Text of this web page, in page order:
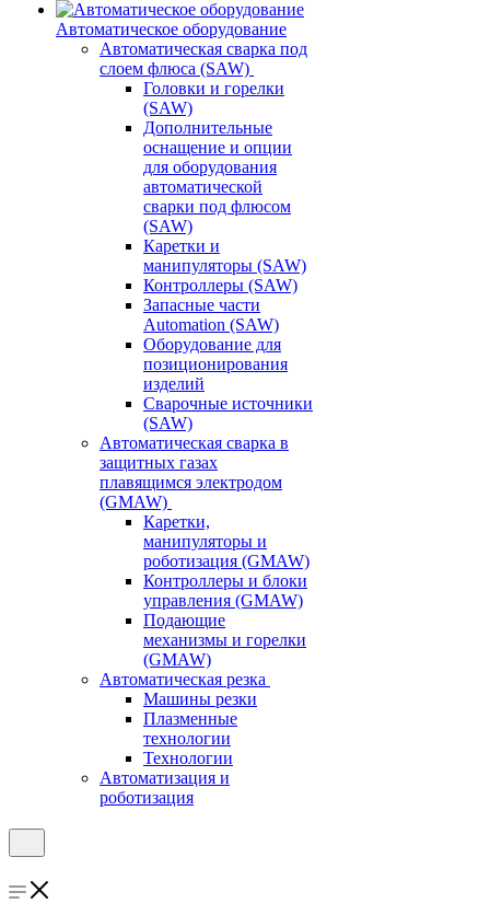
Автоматическое оборудование
Автоматическая сварка под
слоем флюса (SAW)
Головки и горелки
(SAW)
Дополнительные
оснащение и опции
для оборудования
автоматической
сварки под флюсом
(SAW)
Каретки и
манипуляторы (SAW)
Контроллеры (SAW)
Запасные части
Automation (SAW)
Оборудование для
позиционирования
изделий
Сварочные источники
(SAW)
Автоматическая сварка в
защитных газах
плавящимся электродом
(GMAW)
Каретки,
манипуляторы и
роботизация (GMAW)
Контроллеры и блоки
управления (GMAW)
Подающие
механизмы и горелки
(GMAW)
Автоматическая резка
Машины резки
Плазменные
технологии
Технологии
Автоматизация и
роботизация